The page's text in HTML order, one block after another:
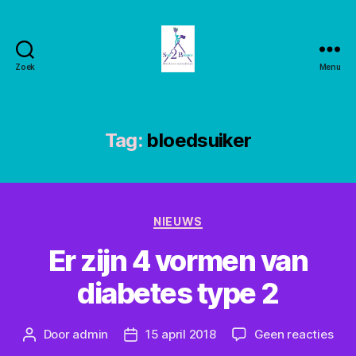
Zoek Menu
Tag: bloedsuiker
Categorieën
NIEUWS
Er zijn 4 vormen van
diabetes type 2
Berichtauteur
Door admin Berichtdatum
15 april 2018 Geen reactiesop